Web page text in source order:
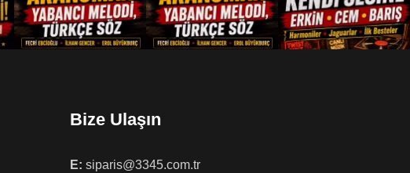
Bize Ulaşın
E: siparis@3345.com.tr